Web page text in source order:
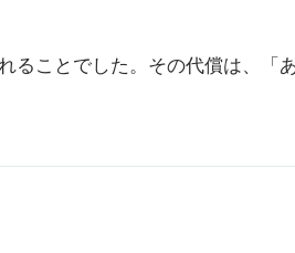
ことでした。その代償は、「